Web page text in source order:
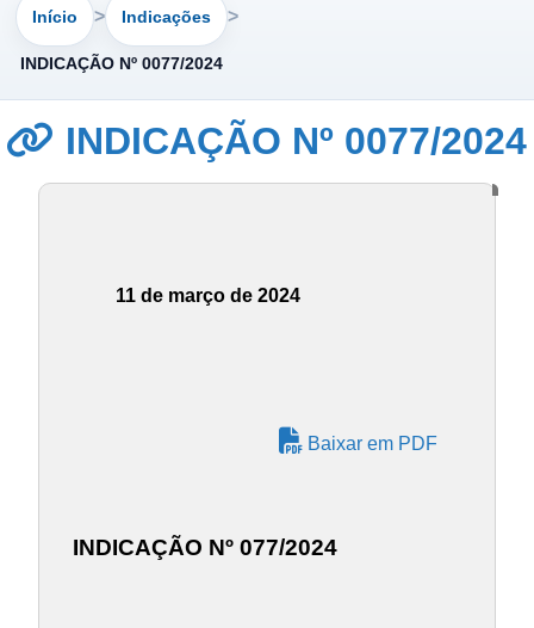
Início Indicações
INDICAÇÃO Nº 0077/2024
INDICAÇÃO Nº 0077/2024
11 de março de 2024
Baixar em PDF
INDICAÇÃO Nº 077/2024